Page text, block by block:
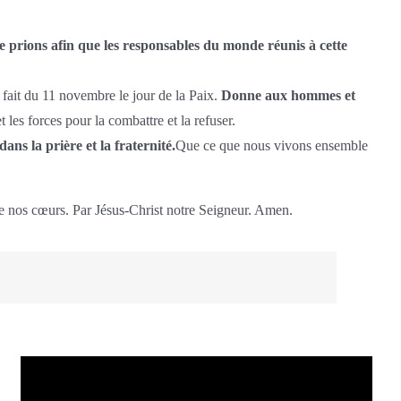
prions afin que les responsables du monde réunis à cette
du 11 novembre le jour de la Paix. Donne aux hommes et
forces pour la combattre et la refuser.
la prière et la fraternité.Que ce que nous vivons ensemble
cœurs. Par Jésus-Christ notre Seigneur. Amen.